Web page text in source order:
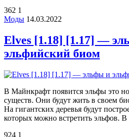
362 1
Моды 14.03.2022
Elves [1.18] [1.17] —
эльфийский биом
В Майнкрафт появится эльфы это
существ. Они будут жить в своем
На гигантских деревья будут
которых можно встретить эльфов.
924 1